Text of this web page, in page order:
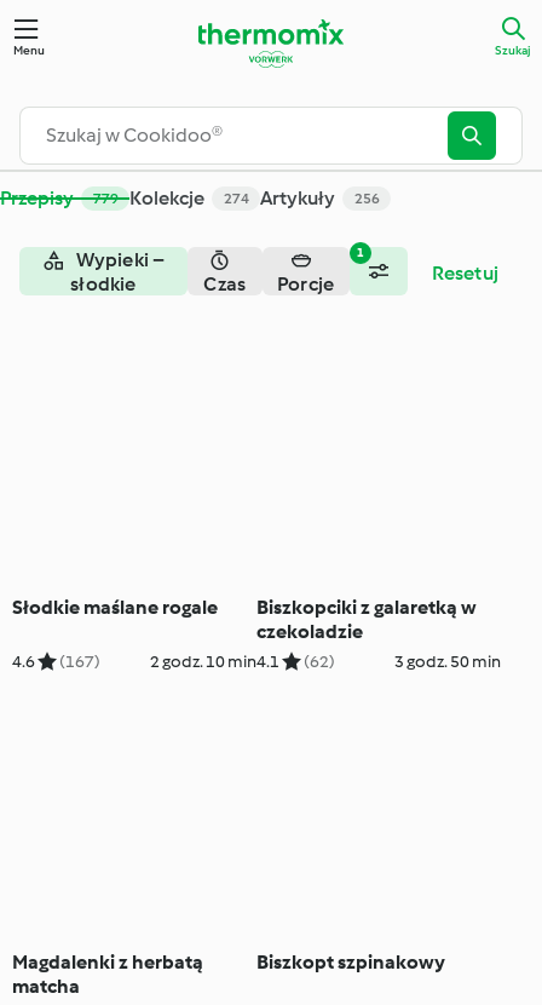
Menu Szukaj
Przepisy 779 Kolekcje 274 Artykuły 256
1
Wypieki –
słodkie
Czas Porcje Resetuj
Słodkie maślane rogale
4.6 (167) 2 godz. 10 min
Biszkopciki z galaretką w
czekoladzie
4.1 (62) 3 godz. 50 min
Magdalenki z herbatą
matcha
Biszkopt szpinakowy
Szukaj - Cookidoo® – oficjalna platforma z przepisami na